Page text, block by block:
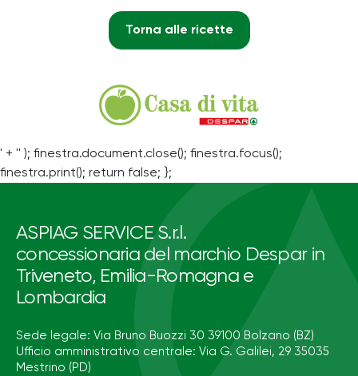
Torna alle ricette
' + '' ); finestra.document.close(); finestra.focus();
finestra.print(); return false; };
ASPIAG SERVICE S.r.l.
concessionaria del marchio Despar in
Triveneto, Emilia-Romagna e
Lombardia
Sede legale: Via Bruno Buozzi 30 39100 Bolzano (BZ)
Ufficio amministrativo centrale: Via G. Galilei, 29 35035
Mestrino (PD)